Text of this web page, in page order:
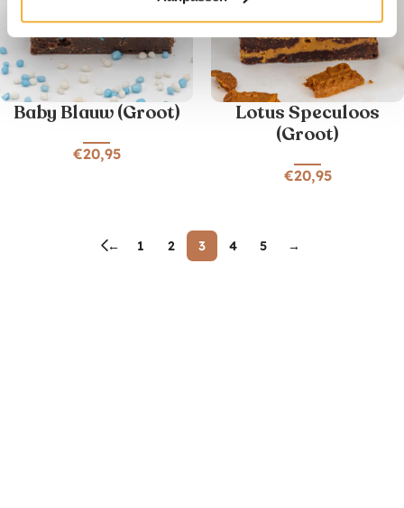
Baby Blauw (Groot)
€20,95
Lotus Speculoos
(Groot)
€20,95
← 1 2 3 4 5 →